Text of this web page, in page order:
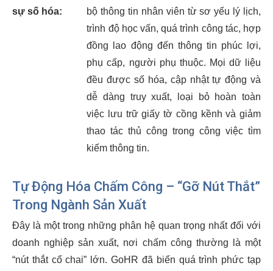
sự số hóa:
bộ thông tin nhân viên từ sơ yếu lý lịch,
trình độ học vấn, quá trình công tác, hợp
đồng lao động đến thông tin phúc lợi,
phụ cấp, người phụ thuộc. Mọi dữ liệu
đều được số hóa, cập nhật tự động và
dễ dàng truy xuất, loại bỏ hoàn toàn
việc lưu trữ giấy tờ cồng kềnh và giảm
thao tác thủ công trong công việc tìm
kiếm thông tin.
Tự Động Hóa Chấm Công – “Gỡ Nút Thắt”
Trong Ngành Sản Xuất
Đây là một trong những phân hệ quan trọng nhất đối với
doanh nghiệp sản xuất, nơi chấm công thường là một
“nút thắt cổ chai” lớn. GoHR đã biến quá trình phức tạp